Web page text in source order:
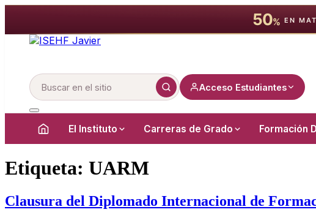
50% EN
Buscar
en
el
sitio
Acceso Estudiantes
El Instituto Carreras de Grado Formación
al
contenido
Etiqueta: UARM
Clausura del Diplomado Internacional de